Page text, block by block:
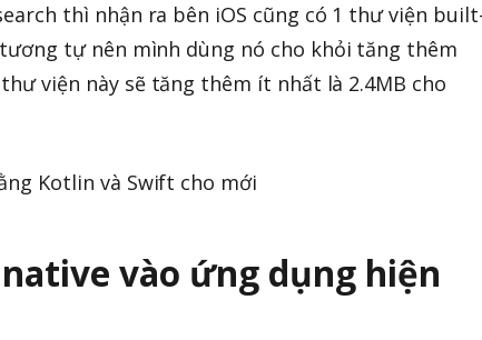
thì nhận ra bên iOS cũng có 1 thư viện
tự nên mình dùng nó cho khỏi tăng thêm
viện này sẽ tăng thêm ít nhất là 2.4MB cho
Kotlin và Swift cho mới
vào ứng dụng hiện